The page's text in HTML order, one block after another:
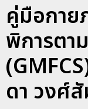
คู่มือกาย
พิการตา
ดา วงศ์